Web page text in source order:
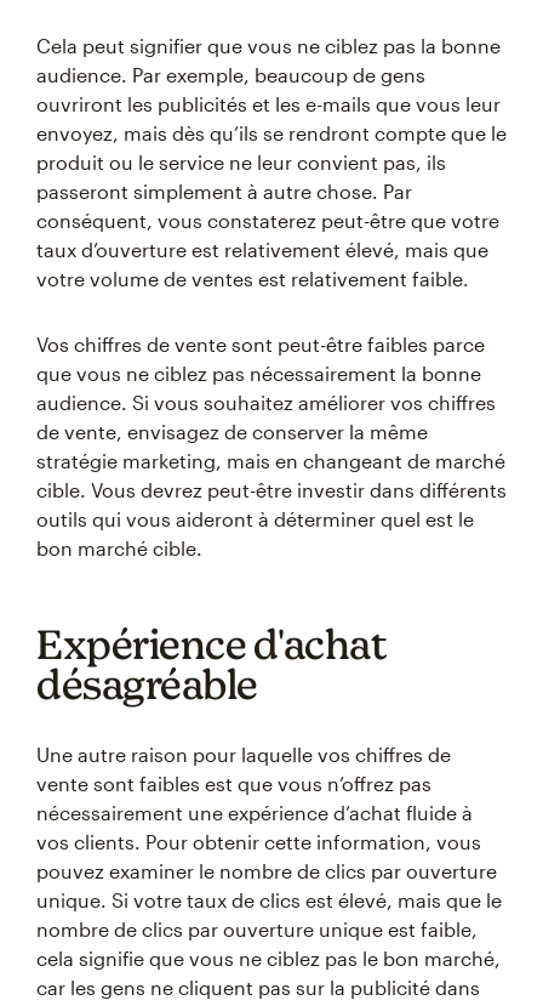
Cela peut signifier que vous ne ciblez pas la bonne
audience. Par exemple, beaucoup de gens
ouvriront les publicités et les e-mails que vous leur
envoyez, mais dès qu’ils se rendront compte que le
produit ou le service ne leur convient pas, ils
passeront simplement à autre chose. Par
conséquent, vous constaterez peut-être que votre
taux d’ouverture est relativement élevé, mais que
votre volume de ventes est relativement faible.
Vos chiffres de vente sont peut-être faibles parce
que vous ne ciblez pas nécessairement la bonne
audience. Si vous souhaitez améliorer vos chiffres
de vente, envisagez de conserver la même
stratégie marketing, mais en changeant de marché
cible. Vous devrez peut-être investir dans différents
outils qui vous aideront à déterminer quel est le
bon marché cible.
Expérience d'achat
désagréable
Une autre raison pour laquelle vos chiffres de
vente sont faibles est que vous n’offrez pas
nécessairement une expérience d’achat fluide à
vos clients. Pour obtenir cette information, vous
pouvez examiner le nombre de clics par ouverture
unique. Si votre taux de clics est élevé, mais que le
nombre de clics par ouverture unique est faible,
cela signifie que vous ne ciblez pas le bon marché,
car les gens ne cliquent pas sur la publicité dans